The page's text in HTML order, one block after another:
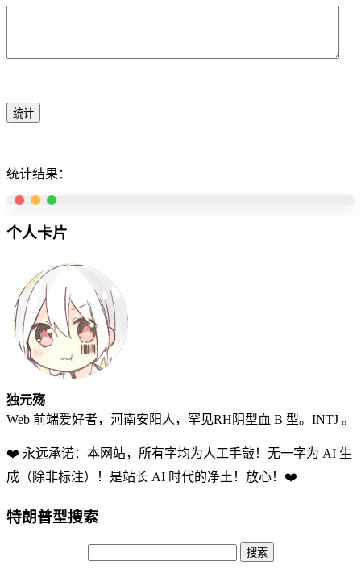
统计
统计结果：
个人卡片
独元殇
Web 前端爱好者，河南安阳人，罕见RH阴型血 B 型。INTJ 。
❤️ 永远承诺：本网站，所有字均为人工手敲！无一字为 AI 生
成（除非标注）！是站长 AI 时代的净土！放心！❤️
特朗普型搜索